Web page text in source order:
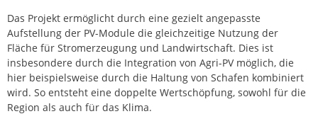
Das Projekt ermöglicht durch eine gezielt angepasste
Aufstellung der PV-Module die gleichzeitige Nutzung der
Fläche für Stromerzeugung und Landwirtschaft. Dies ist
insbesondere durch die Integration von Agri-PV möglich, die
hier beispielsweise durch die Haltung von Schafen kombiniert
wird. So entsteht eine doppelte Wertschöpfung, sowohl für die
Region als auch für das Klima.